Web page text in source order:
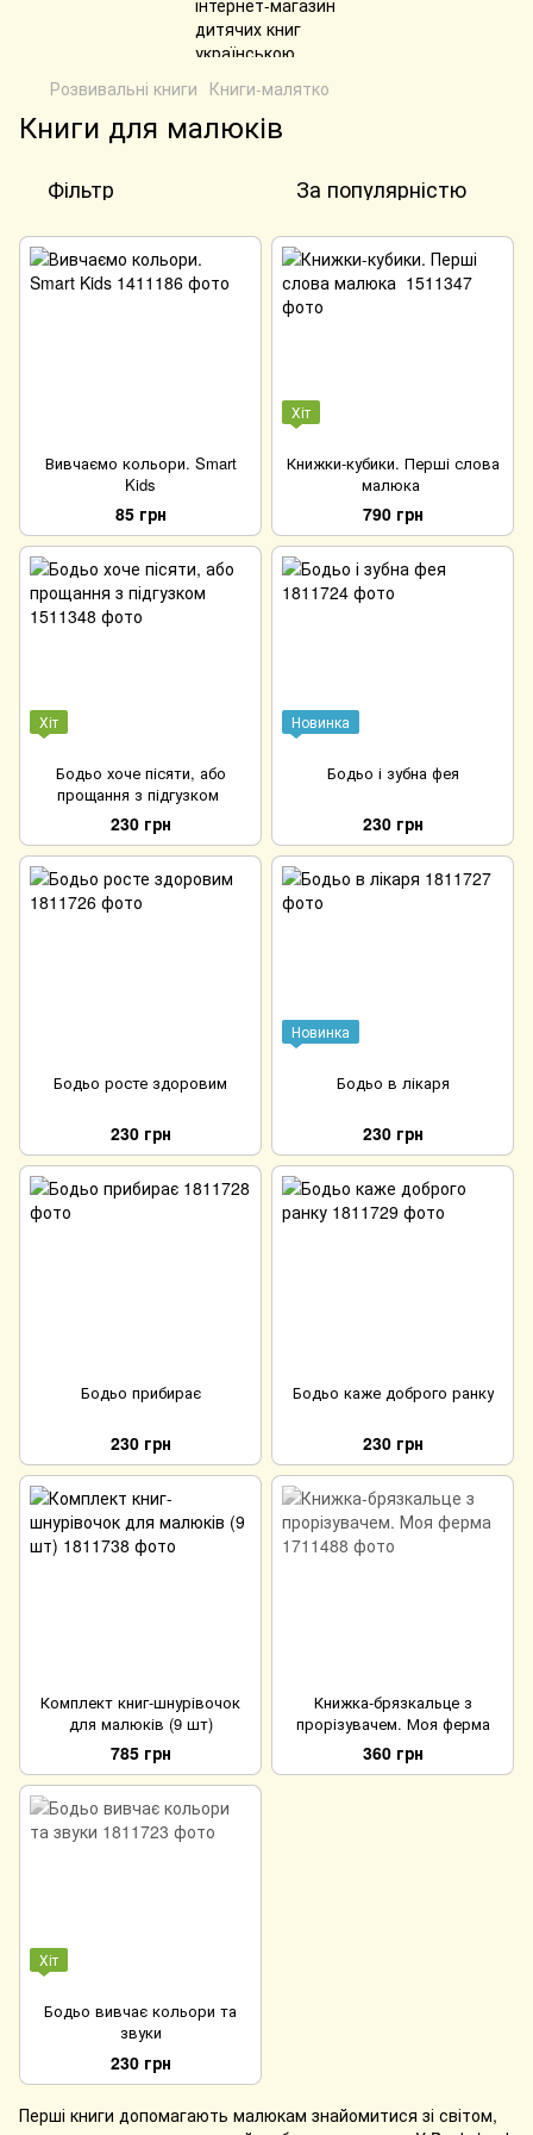
Розвивальні книги Книги-малятко
Книги для малюків
Фільтр За популярністю
Вивчаємо кольори. Smart
Kids
85 грн
Хіт
Книжки-кубики. Перші слова
малюка
790 грн
Хіт
Бодьо хоче пісяти, або
прощання з підгузком
230 грн
Новинка
Бодьо і зубна фея
230 грн
Бодьо росте здоровим
230 грн
Новинка
Бодьо в лікаря
230 грн
Бодьо прибирає
230 грн
Бодьо каже доброго ранку
230 грн
Комплект книг-шнурівочок
для малюків (9 шт)
785 грн
Книжка-брязкальце з
прорізувачем. Моя ферма
360 грн
Хіт
Бодьо вивчає кольори та
звуки
230 грн
Перші книги допомагають малюкам знайомитися зі світом,